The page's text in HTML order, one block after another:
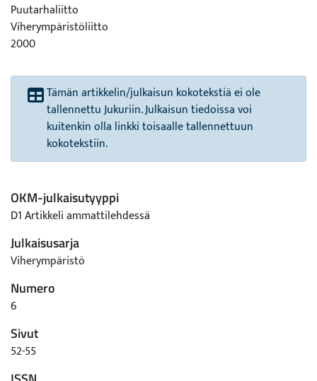
Puutarhaliitto
Viherympäristöliitto
2000
Tämän artikkelin/julkaisun kokotekstiä ei ole
tallennettu Jukuriin. Julkaisun tiedoissa voi
kuitenkin olla linkki toisaalle tallennettuun
kokotekstiin.
OKM-julkaisutyyppi
D1 Artikkeli ammattilehdessä
Julkaisusarja
Viherympäristö
Numero
6
Sivut
52-55